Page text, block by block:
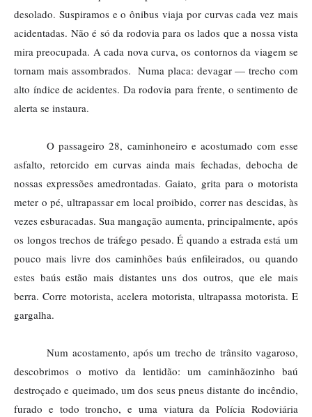
desolado. Suspiramos e o ônibus viaja por curvas cada vez mais
acidentadas. Não é só da rodovia para os lados que a nossa vista
mira preocupada. A cada nova curva, os contornos da viagem se
tornam mais assombrados.  Numa placa: devagar — trecho com
alto índice de acidentes. Da rodovia para frente, o sentimento de
alerta se instaura.
O passageiro 28, caminhoneiro e acostumado com esse
asfalto, retorcido em curvas ainda mais fechadas, debocha de
nossas expressões amedrontadas. Gaiato, grita para o motorista
meter o pé, ultrapassar em local proibido, correr nas descidas, às
vezes esburacadas. Sua mangação aumenta, principalmente, após
os longos trechos de tráfego pesado. É quando a estrada está um
pouco mais livre dos caminhões baús enfileirados, ou quando
estes baús estão mais distantes uns dos outros, que ele mais
berra. Corre motorista, acelera motorista, ultrapassa motorista. E
gargalha.
Num acostamento, após um trecho de trânsito vagaroso,
descobrimos o motivo da lentidão: um caminhãozinho baú
destroçado e queimado, um dos seus pneus distante do incêndio,
furado e todo troncho, e uma viatura da Polícia Rodoviária